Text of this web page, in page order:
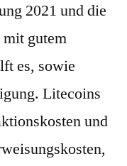
2021 und die
gutem
es, sowie
Litecoins
und